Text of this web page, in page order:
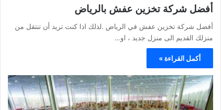
أفضل شركة تخزين عفش بالرياض
أفضل شركة تخزين عفش في الرياض .لذلك اذا كنت تريد أن تنتقل من
منزلك القديم الى منزل جديد ، او…
أكمل القراءة »